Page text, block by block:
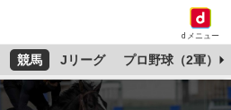
dメニュー
競馬 Jリーグ プロ野球（2軍）